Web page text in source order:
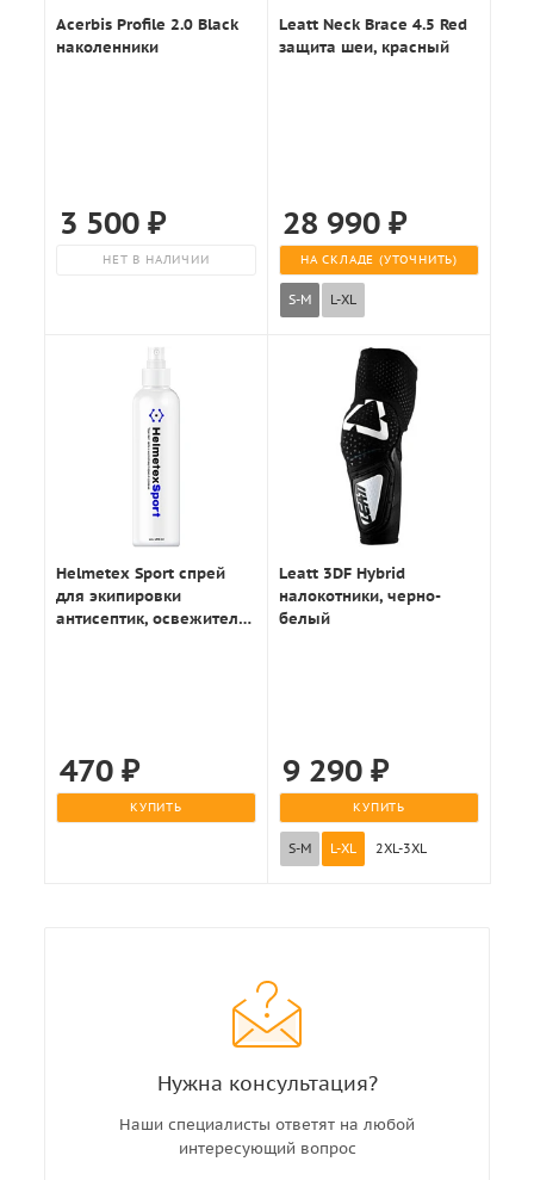
Acerbis Profile 2.0 Black
наколенники
3 500₽
НЕТ В НАЛИЧИИ
Leatt Neck Brace 4.5 Red
защита шеи, красный
28 990 ₽
НА СКЛАДЕ (УТОЧНИТЬ)
S-M L-XL
Helmetex Sport спрей
для экипировки
антисептик, освежитель
470₽
КУПИТЬ
Leatt 3DF Hybrid
налокотники, черно-
белый
9 290 ₽
КУПИТЬ
S-M L-XL 2XL-3XL
Нужна консультация?
Наши специалисты ответят на любой
интересующий вопрос